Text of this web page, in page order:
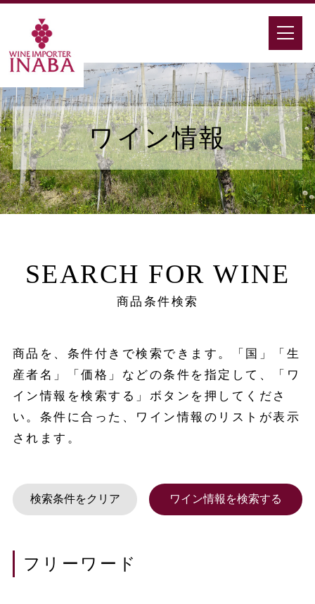
ワイン情報
SEARCH FOR WINE
商品条件検索
商品を、条件付きで検索できます。「国」「生
産者名」「価格」などの条件を指定して、「ワ
イン情報を検索する」ボタンを押してくださ
い。条件に合った、ワイン情報のリストが表示
されます。
フリーワード